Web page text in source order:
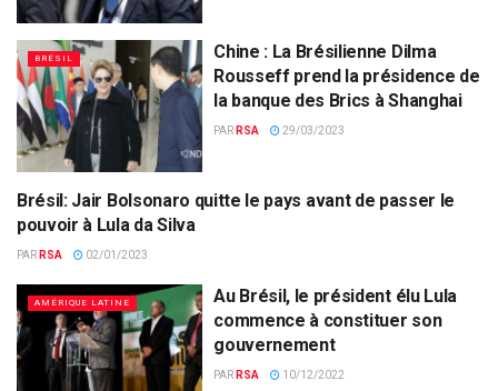
BRÉSIL
Chine : La Brésilienne Dilma
Rousseff prend la présidence de
la banque des Brics à Shanghai
PAR RSA 29/03/2023
AMÉRIQUE LATINE
Brésil: Jair Bolsonaro quitte le pays avant de passer le
pouvoir à Lula da Silva
PAR RSA 02/01/2023
AMÉRIQUE LATINE
Au Brésil, le président élu Lula
commence à constituer son
gouvernement
PAR RSA 10/12/2022